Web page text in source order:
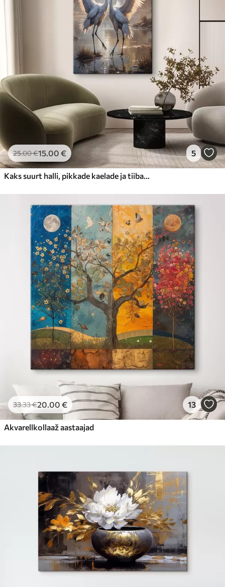
25.00€15.00 € 5
Kaks suurt halli, pikkade kaelade ja tiibadega kraanat, mis seisavad puudest ümbritsetud udujärves
33.33€20.00 € 13
Akvarellkollaaž aastaajad